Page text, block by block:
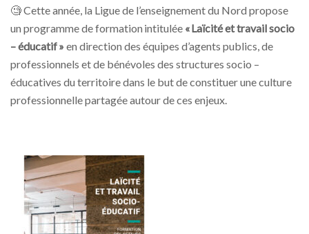
🧐Cette année, la Ligue de l’enseignement du Nord propose
un programme de formation intitulée « Laïcité et travail socio
– éducatif » en direction des équipes d’agents publics, de
professionnels et de bénévoles des structures socio –
éducatives du territoire dans le but de constituer une culture
professionnelle partagée autour de ces enjeux.